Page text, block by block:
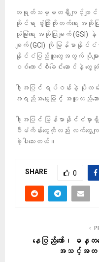
တရုတ်သမ္မတရှီကျင့်ဖျင်ဟ
ဆိုင်ရာ ဖွံဖြိုးတိုးတက်ရေး အဆို
လုံခြုံရေး အဆိုပြုချက် (GSI)
ချက် (GCI) ကို မြန်မာနိုင်ငံမှ
နိုင်ငံပြည်သူတွေအတွက် ပိုများတဲ့
စစ်ကောင်စီခေါင်းဆောင်နဲ့ တွေ့
ဒါ့အပြင် ရပ်ဝန်းနဲ့ ပိုးလမ်
အရည်အသွေးမြင့် အတူတည်ဆော
ဒါ့အပြင် မြန်မာနိုင်ငံ
စီမံကိန်းတွေကိုလည်း လက်တွေ့ကျစွ
ခဲ့ပါသေးတယ်။
SHARE 0
နေပြည်တော်၊ မန္တ
အသင့်အတ